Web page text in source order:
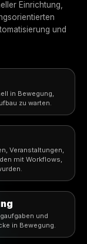
Zeit für
schneller